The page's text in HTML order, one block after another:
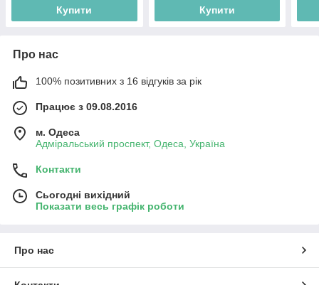
Купити Купити
Про нас
100% позитивних з 16 відгуків за рік
Працює з 09.08.2016
м. Одеса
Адміральський проспект, Одеса, Україна
Контакти
Сьогодні вихідний
Показати весь графік роботи
Про нас